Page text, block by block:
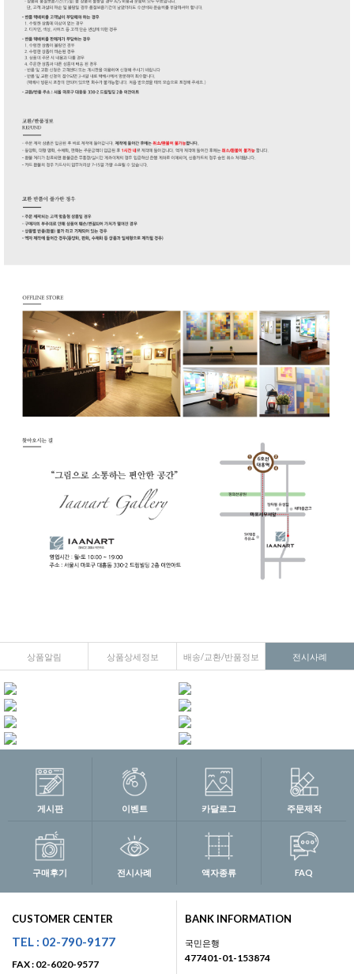
상품알림 상품상세정보 배송/교환/반품정보 전시사례
게시판 이벤트 카달로그 주문제작
구매후기 전시사례 액자종류 FAQ
CUSTOMER CENTER
TEL : 02-790-9177
FAX : 02-6020-9577
BANK INFORMATION
국민은행
477401-01-153874